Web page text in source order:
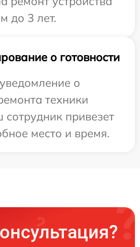
до 3 лет.
о готовности
о
техники
привезет
место и время.